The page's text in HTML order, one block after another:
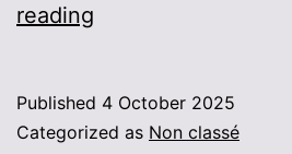
reading
06
Published 4 October 2025
Categorized as Non classé